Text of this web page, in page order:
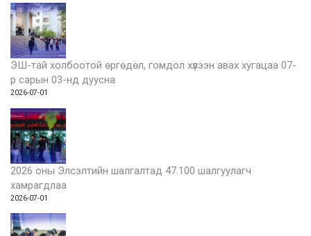
ЭШ-тай холбоотой өргөдөл, гомдол хүлээн авах хугацаа 07-
р сарын 03-нд дуусна
2026-07-01
2026 оны Элсэлтийн шалгалтад 47.100 шалгуулагч
хамрагдлаа
2026-07-01